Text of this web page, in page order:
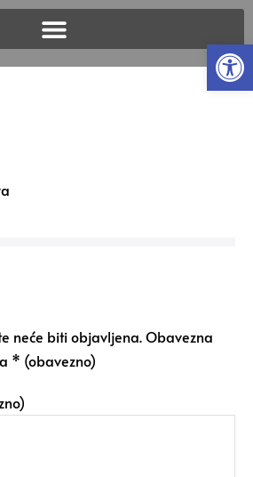
neće biti objavljena.Obavezna
* (obavezno)